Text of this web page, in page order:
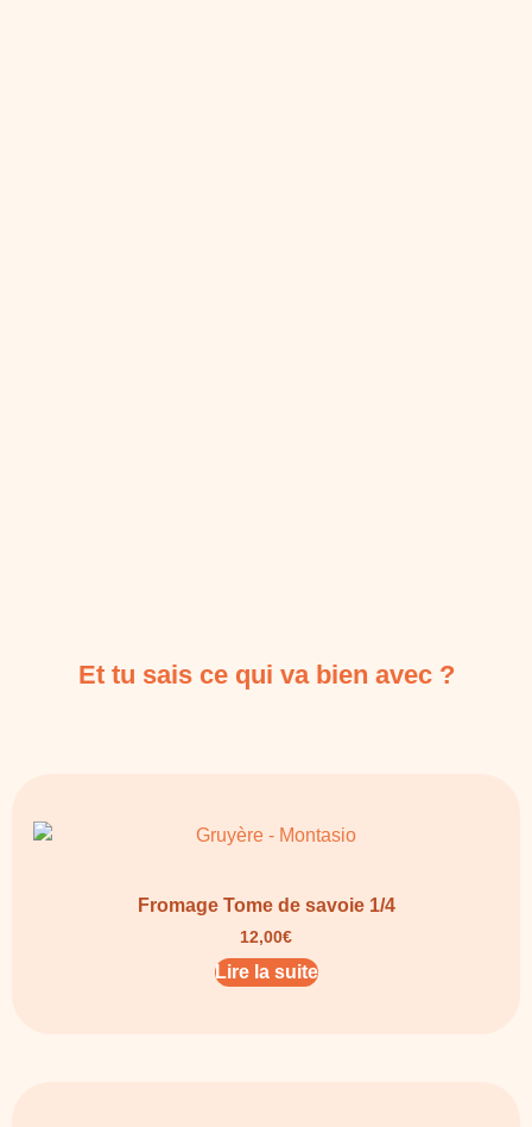
Et tu sais ce qui va bien avec ?
Fromage Tome de savoie 1/4
12,00€
Lire la suite